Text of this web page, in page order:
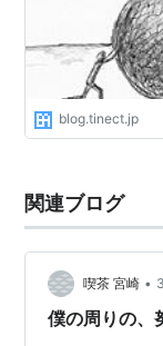
blog.tinect.jp
関連ブログ
喫茶 宮崎 •
僕の周りの、